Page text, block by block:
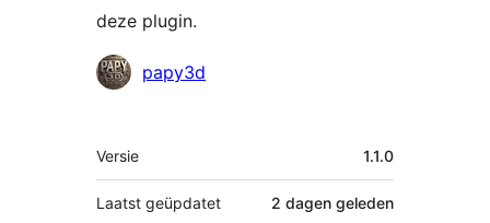
deze plugin.
Bijdragers
papy3d
Meta
Versie 1.1.0
Laatst geüpdatet 2 dagen geleden